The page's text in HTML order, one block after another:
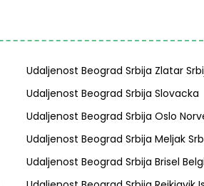
Udaljenost Beograd Srbija Zlatar
Udaljenost Beograd Srbija Slovacka
Udaljenost Beograd Srbija Oslo
Udaljenost Beograd Srbija Meljak
Udaljenost Beograd Srbija Brisel